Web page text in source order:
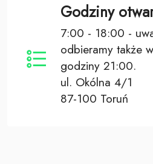
Godziny
7:00 - 18:00 -
odbieramy także
godziny 21:00.
ul. Okólna 4/1
87-100 Toruń